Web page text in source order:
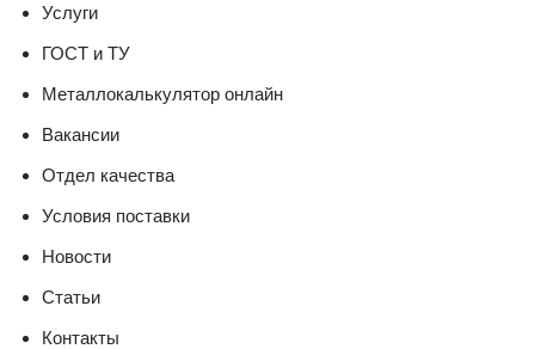
Услуги
ГОСТ и ТУ
Металлокалькулятор онлайн
Вакансии
Отдел качества
Условия поставки
Новости
Статьи
Контакты